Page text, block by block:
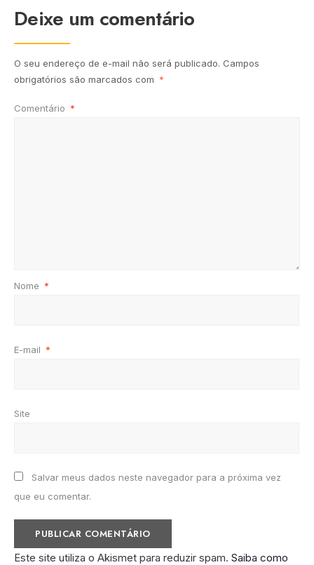
Deixe um comentário
O seu endereço de e-mail não será publicado. Campos
obrigatórios são marcados com *
Comentário *
Nome *
E-mail *
Site
Salvar meus dados neste navegador para a próxima vez
que eu comentar.
Este site utiliza o Akismet para reduzir spam. Saiba como